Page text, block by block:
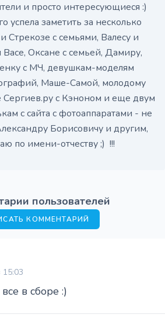
и просто интересующиеся :)
успела заметить за несколько
Стрекозе с семьями, Валесу и
Оксане с семьей, Дамиру,
с МЧ, девушкам-моделям
Маше-Самой, молодому
Сергиев.ру с Кэноном и еще двум
с сайта с фотоаппаратами - не
Борисовичу и другим,
по имени-отчеству ;) !!!
пользователей
КОММЕНТАРИЙ
все в сборе :)